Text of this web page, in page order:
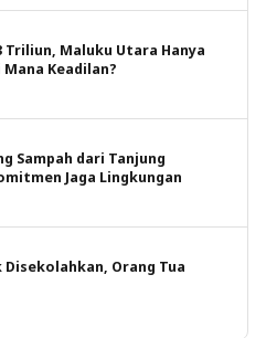
Triliun, Maluku Utara Hanya
Keadilan?
Sampah dari Tanjung
Jaga Lingkungan
Disekolahkan, Orang Tua